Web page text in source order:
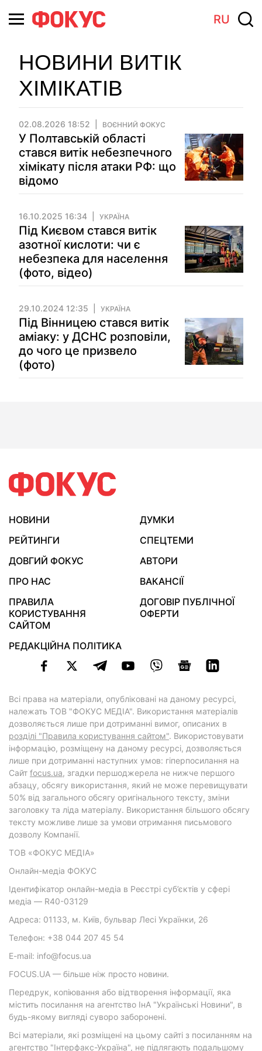
RU
НОВИНИ ВИТІК
ХІМІКАТІВ
02.08.2026 18:52 ВОЄННИЙ ФОКУС
У Полтавській області
стався витік небезпечного
хімікату після атаки РФ: що
відомо
16.10.2025 16:34 УКРАЇНА
Під Києвом стався витік
азотної кислоти: чи є
небезпека для населення
(фото, відео)
29.10.2024 12:35 УКРАЇНА
Під Вінницею стався витік
аміаку: у ДСНС розповіли,
до чого це призвело
(фото)
НОВИНИ
ДУМКИ
РЕЙТИНГИ
СПЕЦТЕМИ
ДОВГИЙ ФОКУС
АВТОРИ
ПРО НАС
ВАКАНСІЇ
ПРАВИЛА
КОРИСТУВАННЯ
САЙТОМ
ДОГОВІР ПУБЛІЧНОЇ
ОФЕРТИ
РЕДАКЦІЙНА ПОЛІТИКА
Всі права на матеріали, опубліковані на даному ресурсі,
належать ТОВ "ФОКУС МЕДІА". Використання матеріалів
дозволяється лише при дотриманні вимог, описаних в
розділі "Правила користування сайтом". Використовувати
інформацію, розміщену на даному ресурсі, дозволяється
лише при дотриманні наступних умов: гіперпосилання на
Cайт focus.ua, згадки першоджерела не нижче першого
абзацу, обсягу використання, який не може перевищувати
50% від загального обсягу оригінального тексту, зміни
заголовку та ліда матеріалу. Використання більшого обсягу
тексту можливе лише за умови отримання письмового
дозволу Компанії.
ТОВ «ФОКУС МЕДІА»
Онлайн-медіа ФОКУС
Ідентифікатор онлайн-медіа в Реєстрі суб’єктів у сфері
медіа — R40-03129
Адреса: 01133, м. Київ, бульвар Лесі Українки, 26
Телефон: +38 044 207 45 54
E-mail: info@focus.ua
FOCUS.UA — більше ніж просто новини.
Передрук, копіювання або відтворення інформації, яка
містить посилання на агентство ІнА "Українські Новини", в
будь-якому вигляді суворо заборонені.
Всі матеріали, які розміщені на цьому сайті з посиланням на
агентство "Інтерфакс-Україна", не підлягають подальшому